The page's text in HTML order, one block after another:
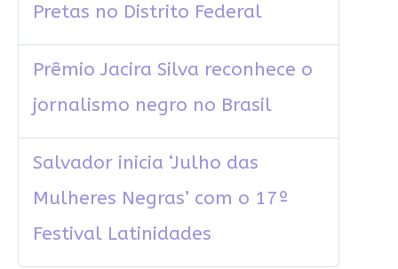
Pretas no Distrito Federal
Prêmio Jacira Silva reconhece o
jornalismo negro no Brasil
Salvador inicia ‘Julho das
Mulheres Negras’ com o 17º
Festival Latinidades